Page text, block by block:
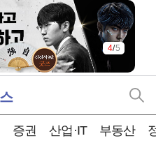
4/5
증권 산업·IT 부동산